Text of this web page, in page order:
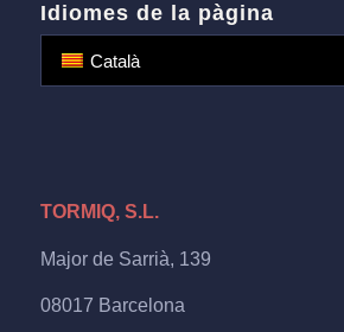
Idiomes de la pàgina
Català
TORMIQ, S.L.
Major de Sarrià, 139
08017 Barcelona